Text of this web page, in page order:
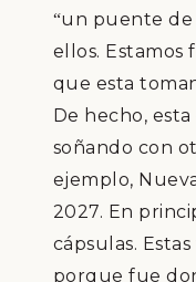
“un puente de
ellos. Estamos
que esta
De hecho, esta
soñando con
ejemplo,
2027. En
cápsulas.
porque fue